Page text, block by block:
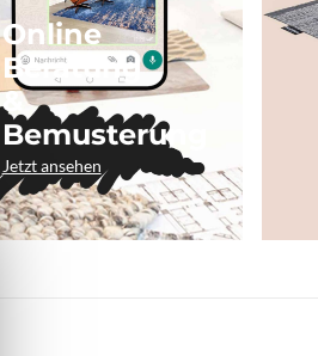
Online
Beratung
&
Bemusterung
Jetzt ansehen